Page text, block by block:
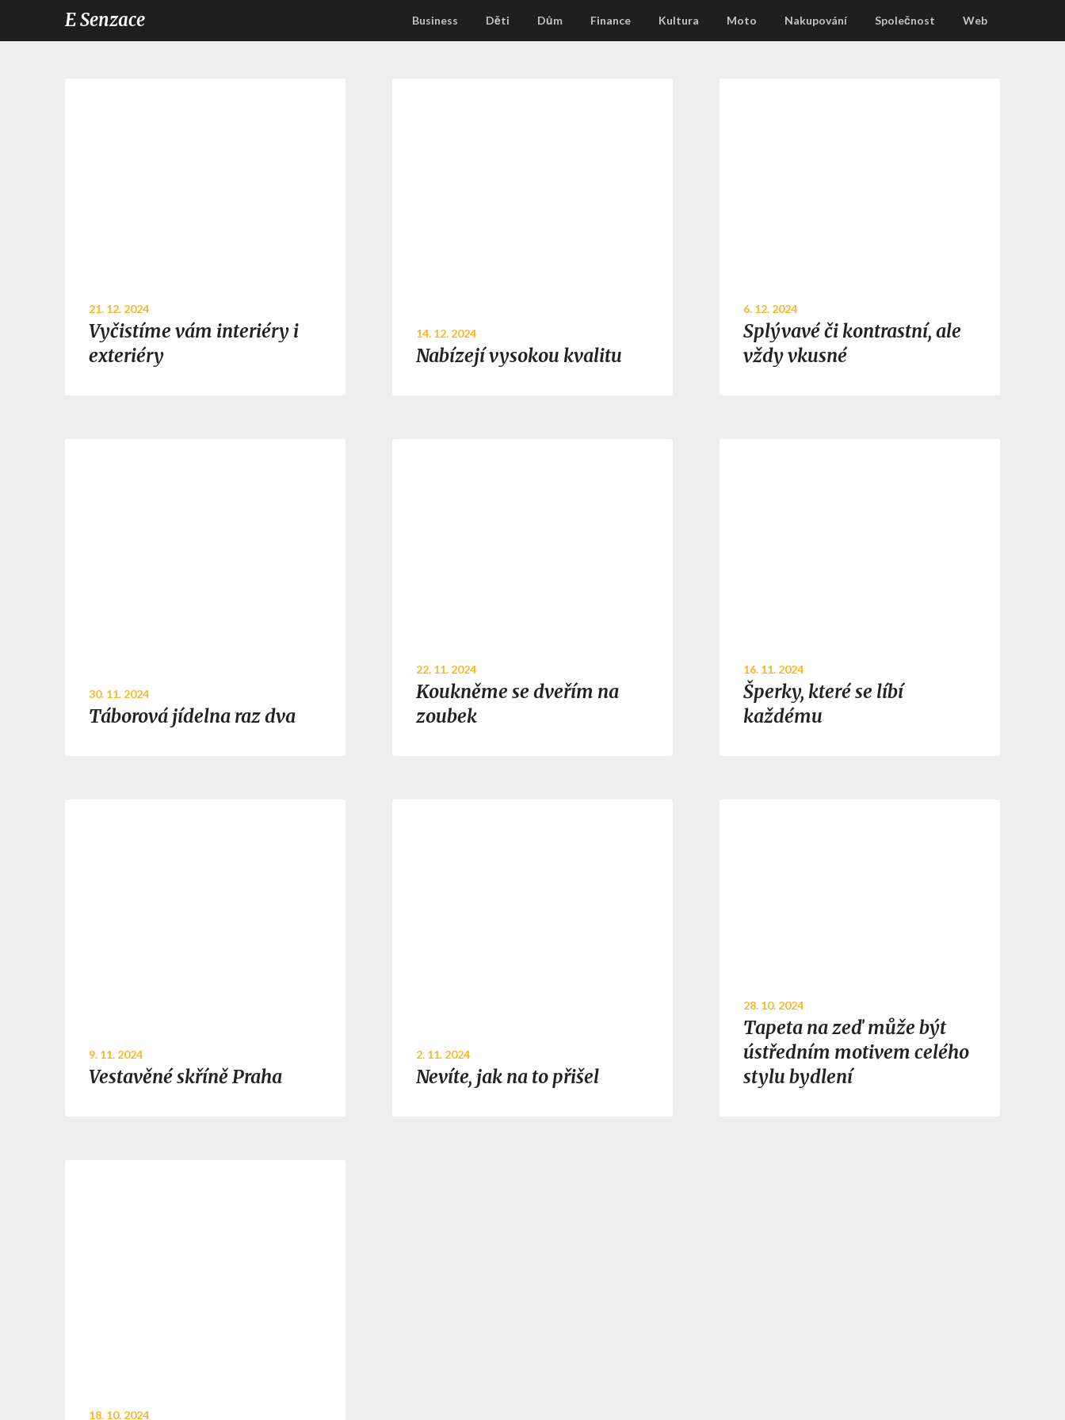
E Senzace Business Děti Dům Finance Kultura Moto Nakupování Společnost Web
21. 12. 2024
Vyčistíme vám interiéry i
exteriéry
14. 12. 2024
Nabízejí vysokou kvalitu
6. 12. 2024
Splývavé či kontrastní, ale
vždy vkusné
30. 11. 2024
Táborová jídelna raz dva
22. 11. 2024
Koukněme se dveřím na
zoubek
16. 11. 2024
Šperky, které se líbí
každému
9. 11. 2024
Vestavěné skříně Praha
2. 11. 2024
Nevíte, jak na to přišel
28. 10. 2024
Tapeta na zeď může být
ústředním motivem celého
stylu bydlení
18. 10. 2024